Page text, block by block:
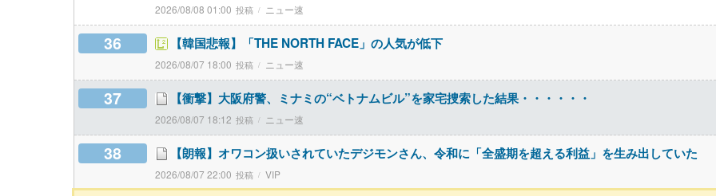
2026/08/08 01:00 ニュー速
36 【韓国悲報】「THE NORTH FACE」の人気が低下
2026/08/07 18:00 ニュー速
37 【衝撃】大阪府警、ミナミの“ベトナムビル”を家宅捜索した結果・・・・・・
2026/08/07 18:12 ニュー速
38 【朗報】オワコン扱いされていたデジモンさん、令和に「全盛期を超える利益」を生み出していた
2026/08/07 22:00 VIP